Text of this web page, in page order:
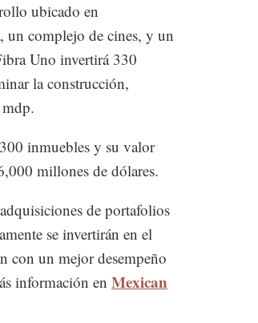
ubicado en
un complejo de cines, y un
Uno invertirá 330
la construcción,
inmuebles y su valor
millones de dólares.
de portafolios
se invertirán en el
con un mejor desempeño
información en Mexican